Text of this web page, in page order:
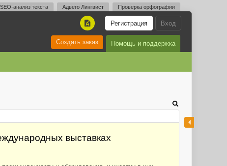
SEO-анализ текста Адвего Лингвист Проверка орфографии
Вход
Регистрация
A
Помощь и поддержка
Создать заказ
выставках